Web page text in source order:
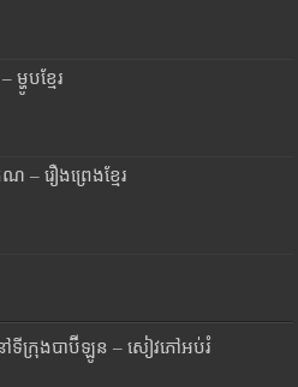
ម្ហូបខ្មែរ
– រឿងព្រេងខ្មែរ
ទីក្រុងបាប៊ីឡូន – សៀវភៅអប់រំ